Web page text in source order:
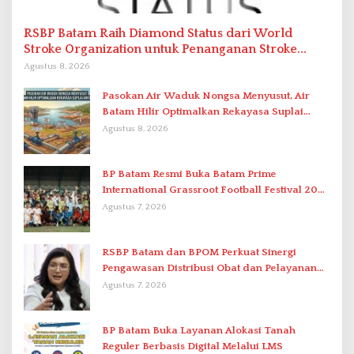
RSBP Batam Raih Diamond Status dari World
Stroke Organization untuk Penanganan Stroke
Berstandar Internasional
Agustus 8, 2026
Pasokan Air Waduk Nongsa Menyusut, Air
Batam Hilir Optimalkan Rekayasa Suplai
Antar-IPAM
Agustus 8, 2026
BP Batam Resmi Buka Batam Prime
International Grassroot Football Festival 2026
di Stadion Temenggung Abdul Jamal
Agustus 7, 2026
RSBP Batam dan BPOM Perkuat Sinergi
Pengawasan Distribusi Obat dan Pelayanan
Kefarmasian
Agustus 7, 2026
BP Batam Buka Layanan Alokasi Tanah
Reguler Berbasis Digital Melalui LMS